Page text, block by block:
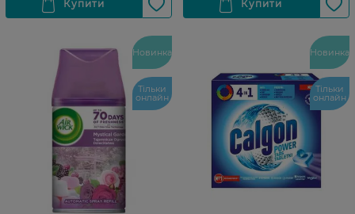
Новинка
Тільки
онлайн
Новинка
Тільки
онлайн